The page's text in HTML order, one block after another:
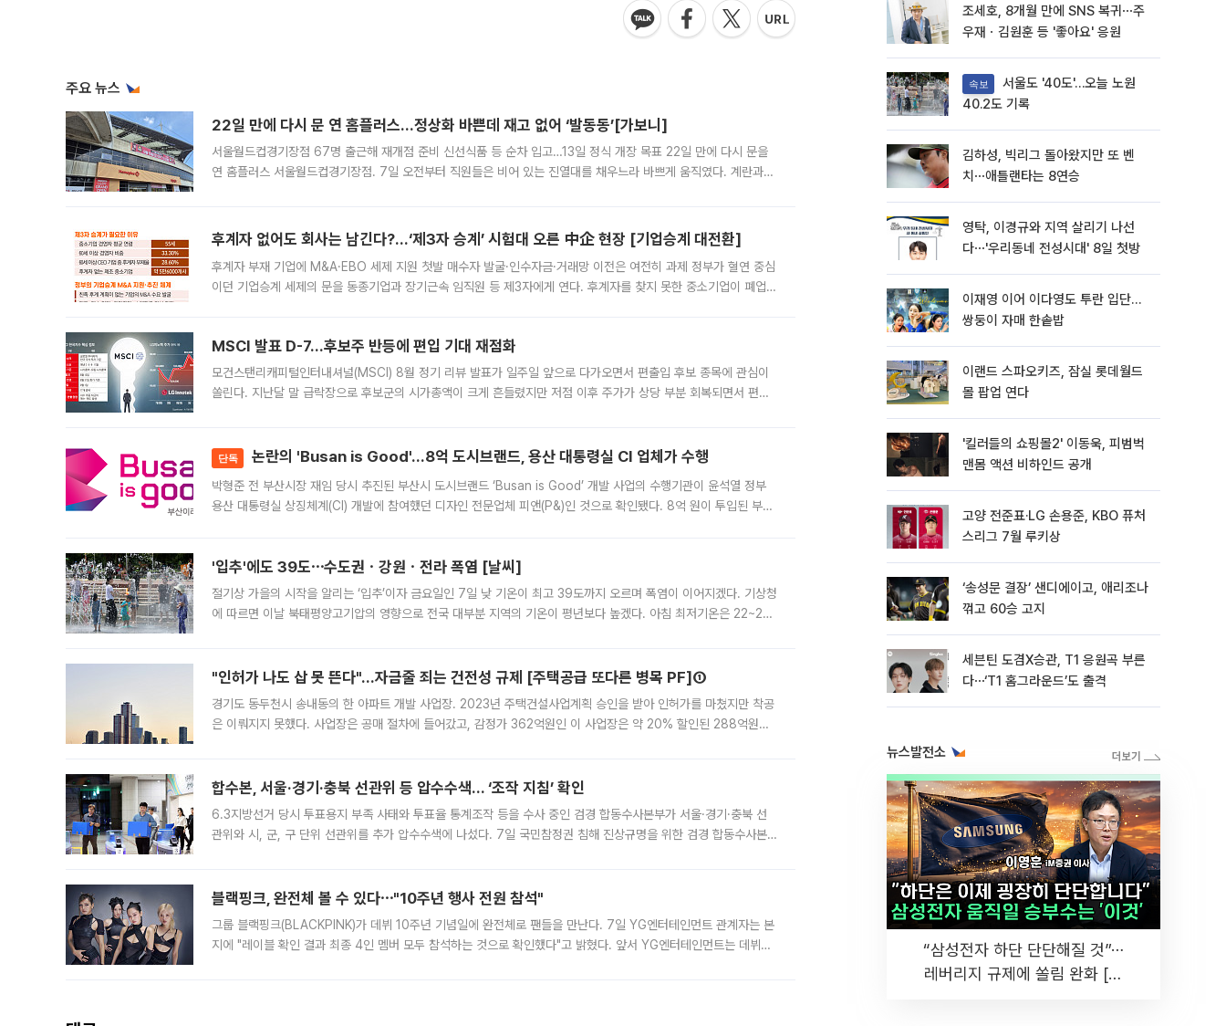
주요 뉴스
22일 만에 다시 문 연 홈플러스…정상화 바쁜데 재고 없어 ‘발동동’[가보니]
서울월드컵경기장점 67명 출근해 재개점 준비 신선식품 등 순차 입고…13일 정식 개장 목표 22일 만에 다시 문을
연 홈플러스 서울월드컵경기장점. 7일 오전부터 직원들은 비어 있는 진열대를 채우느라 바쁘게 움직였다. 계란과
후계자 없어도 회사는 남긴다?…‘제3자 승계’ 시험대 오른 中企 현장 [기업승계 대전환]
후계자 부재 기업에 M&A·EBO 세제 지원 첫발 매수자 발굴·인수자금·거래망 이전은 여전히 과제 정부가 혈연 중심
이던 기업승계 세제의 문을 동종기업과 장기근속 임직원 등 제3자에게 연다. 후계자를 찾지 못한 중소기업이 폐업
MSCI 발표 D-7…후보주 반등에 편입 기대 재점화
모건스탠리캐피털인터내셔널(MSCI) 8월 정기 리뷰 발표가 일주일 앞으로 다가오면서 편출입 후보 종목에 관심이
쏠린다. 지난달 말 급락장으로 후보군의 시가총액이 크게 흔들렸지만 저점 이후 주가가 상당 부분 회복되면서 편입
단독 논란의 'Busan is Good'…8억 도시브랜드, 용산 대통령실 CI 업체가 수행
박형준 전 부산시장 재임 당시 추진된 부산시 도시브랜드 ‘Busan is Good’ 개발 사업의 수행기관이 윤석열 정부
용산 대통령실 상징체계(CI) 개발에 참여했던 디자인 전문업체 피앤(P&)인 것으로 확인됐다. 8억 원이 투입된 부산
'입추'에도 39도⋯수도권ㆍ강원ㆍ전라 폭염 [날씨]
절기상 가을의 시작을 알리는 ‘입추’이자 금요일인 7일 낮 기온이 최고 39도까지 오르며 폭염이 이어지겠다. 기상청
에 따르면 이날 북태평양고기압의 영향으로 전국 대부분 지역의 기온이 평년보다 높겠다. 아침 최저기온은 22~27
"인허가 나도 삽 못 뜬다"…자금줄 죄는 건전성 규제 [주택공급 또다른 병목 PF]①
경기도 동두천시 송내동의 한 아파트 개발 사업장. 2023년 주택건설사업계획 승인을 받아 인허가를 마쳤지만 착공
은 이뤄지지 못했다. 사업장은 공매 절차에 들어갔고, 감정가 362억원인 이 사업장은 약 20% 할인된 288억원에
합수본, 서울·경기·충북 선관위 등 압수수색… ‘조작 지침’ 확인
6.3지방선거 당시 투표용지 부족 사태와 투표율 통계조작 등을 수사 중인 검경 합동수사본부가 서울·경기·충북 선
관위와 시, 군, 구 단위 선관위를 추가 압수수색에 나섰다. 7일 국민참정권 침해 진상규명을 위한 검경 합동수사본
블랙핑크, 완전체 볼 수 있다⋯"10주년 행사 전원 참석"
그룹 블랙핑크(BLACKPINK)가 데뷔 10주년 기념일에 완전체로 팬들을 만난다. 7일 YG엔터테인먼트 관계자는 본
지에 "레이블 확인 결과 최종 4인 멤버 모두 참석하는 것으로 확인했다"고 밝혔다. 앞서 YG엔터테인먼트는 데뷔
조세호, 8개월 만에 SNS 복귀⋯주
우재ㆍ김원훈 등 '좋아요' 응원
속보
40.2도 기록
김하성, 빅리그 돌아왔지만 또 벤
치⋯애틀랜타는 8연승
영탁, 이경규와 지역 살리기 나선
다⋯'우리동네 전성시대' 8일 첫방
이재영 이어 이다영도 투란 입단…
쌍둥이 자매 한솥밥
이랜드 스파오키즈, 잠실 롯데월드
몰 팝업 연다
'킬러들의 쇼핑몰2' 이동욱, 피범벅
맨몸 액션 비하인드 공개
고양 전준표·LG 손용준, KBO 퓨처
스리그 7월 루키상
‘송성문 결장’ 샌디에이고, 애리조나
꺾고 60승 고지
세븐틴 도겸X승관, T1 응원곡 부른
다⋯‘T1 홈그라운드’도 출격
뉴스발전소
“삼성전자 하단 단단해질 것”⋯
레버리지 규제에 쏠림 완화 [찐